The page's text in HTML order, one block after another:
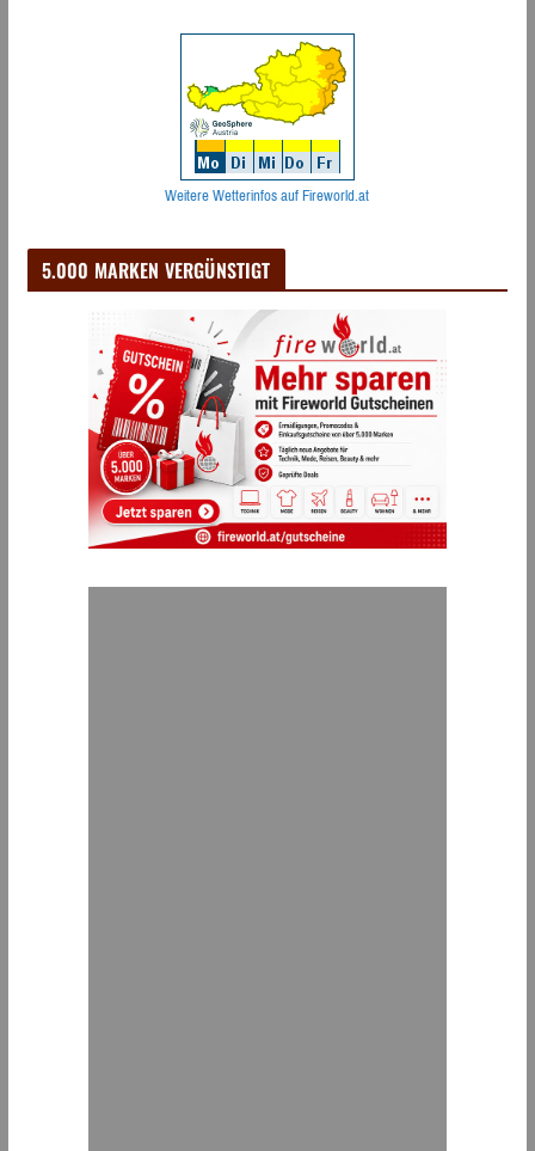
Weitere Wetterinfos auf Fireworld.at
5.000 MARKEN VERGÜNSTIGT